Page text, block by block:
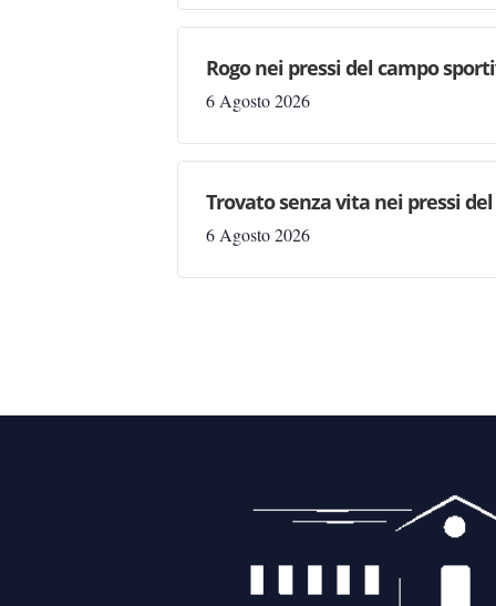
Rogo nei pressi del campo
6 Agosto 2026
Trovato senza vita nei pressi
6 Agosto 2026